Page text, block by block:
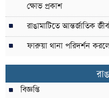
ক্ষোভ প্রকাশ
রাঙামাটিতে আন্তর্জাতিক
ফারুয়া থানা পরিদর্শন
বিজ্ঞপ্তি